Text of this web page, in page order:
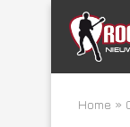
Home »